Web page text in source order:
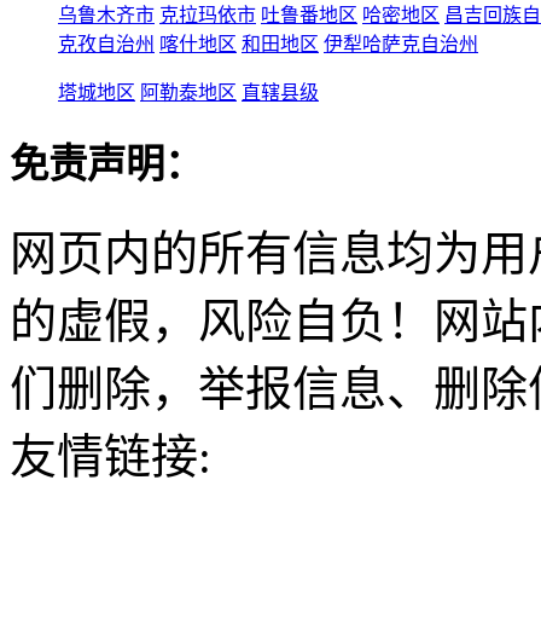
乌鲁木齐市 克拉玛依市 吐鲁番地区 哈密地区 昌吉回族
克孜自治州 喀什地区 和田地区 伊犁哈萨克自治州
塔城地区 阿勒泰地区 直辖县级
免责声明：
网页内的所有信息均为
的虚假，风险自负！网
们删除，举报信息、删
友情链接: